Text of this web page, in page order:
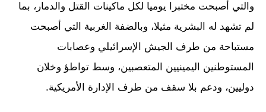
والتي أصبحت مختبرا يوميا لكل ماكينات القتل والدمار، بما
لم تشهد له البشرية مثيلا، وبالضفة الغربية التي أصبحت
مستباحة من طرف الجيش الإسرائيلي وعصابات
المستوطنين اليمينيين المتعصبين، وسط تواطؤ وخلان
دوليين، ودعم بلا سقف من طرف الإدارة الأمريكية.